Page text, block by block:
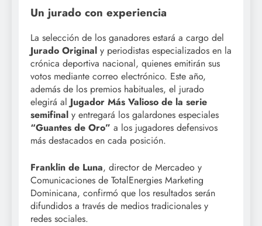
Un jurado con experiencia
La selección de los ganadores estará a cargo del
Jurado Original y periodistas especializados en la
crónica deportiva nacional, quienes emitirán sus
votos mediante correo electrónico. Este año,
además de los premios habituales, el jurado
elegirá al Jugador Más Valioso de la serie
semifinal y entregará los galardones especiales
“Guantes de Oro” a los jugadores defensivos
más destacados en cada posición.
Franklin de Luna, director de Mercadeo y
Comunicaciones de TotalEnergies Marketing
Dominicana, confirmó que los resultados serán
difundidos a través de medios tradicionales y
redes sociales.